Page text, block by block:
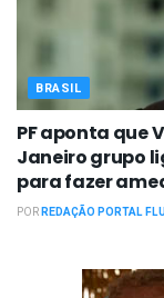
BRASIL
PF aponta que
Janeiro grupo
para fazer
PORREDAÇÃO PORTAL